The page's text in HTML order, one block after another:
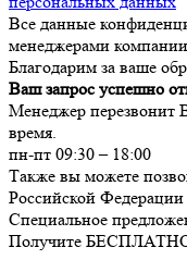
Все данные
менеджерами компании.
Благодарим за ваше
Ваш запрос успешно
Менеджер перезвонит
время.
пн-пт 09:30 – 18:00
Также вы можете
Российской
Специальное
Получите БЕСПЛАТНО